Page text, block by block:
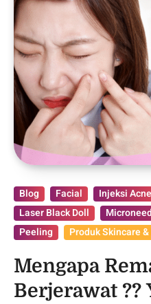
Blog Facial Injeksi Acne
Laser Black Doll
Peeling
Produk Skincare
Mengapa
Berjerawat ??